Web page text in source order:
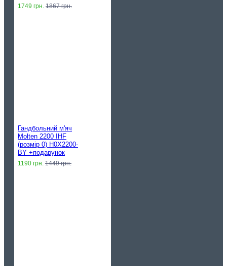
1749 грн. 1867 грн.
Гандбольний м'яч
Molten 2200 IHF
(розмір 0) H0X2200-
BY +подарунок
1190 грн. 1449 грн.